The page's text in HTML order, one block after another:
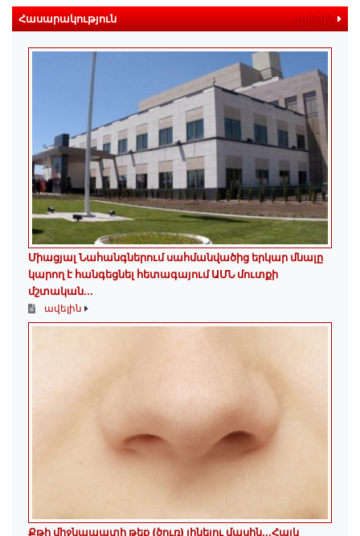
Հասարակություն ավելին
Միացյալ Նահանգներում սահմանվածից երկար մնալը
կարող է հանգեցնել հետագայում ԱՄՆ մուտքի
մշտական...
ավելին
Քթի միջնապատի թեք (ծուռ) լինելու մասին․․․Հայկ